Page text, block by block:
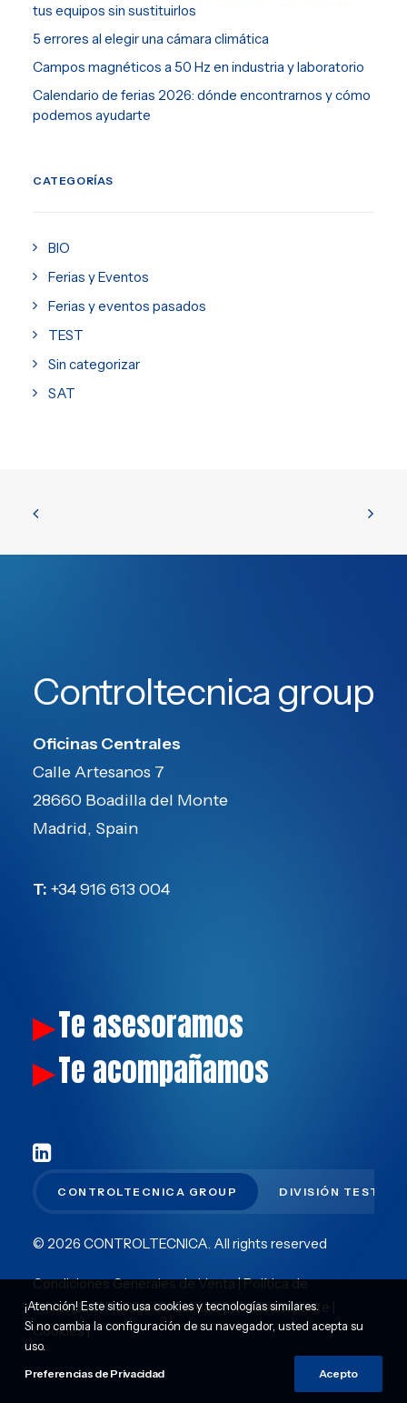
tus equipos sin sustituirlos
5 errores al elegir una cámara climática
Campos magnéticos a 50 Hz en industria y laboratorio
Calendario de ferias 2026: dónde encontrarnos y cómo
podemos ayudarte
CATEGORÍAS
BIO
Ferias y Eventos
Ferias y eventos pasados
TEST
Sin categorizar
SAT
Controltecnica group
Oficinas Centrales
Calle Artesanos 7
28660 Boadilla del Monte
Madrid, Spain
T: +34 916 613 004
▶Te asesoramos
▶Te acompañamos
CONTROLTECNICA GROUP DIVISIÓN TEST
© 2026 CONTROLTECNICA. All rights reserved
Condiciones Generales de Venta|Política de
Privacidad|Política de Calidad y Medioambiente |
Cookies|
¡Atención! Este sitio usa cookies y tecnologías similares.
Si no cambia la configuración de su navegador, usted acepta su
uso.
Preferencias de Privacidad Acepto